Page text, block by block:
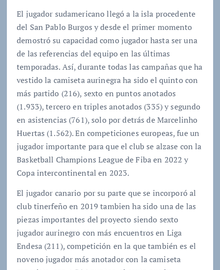
El jugador sudamericano llegó a la isla procedente
del San Pablo Burgos y desde el primer momento
demostró su capacidad como jugador hasta ser una
de las referencias del equipo en las últimas
temporadas. Así, durante todas las campañas que ha
vestido la camiseta aurinegra ha sido el quinto con
más partido (216), sexto en puntos anotados
(1.933), tercero en triples anotados (335) y segundo
en asistencias (761), solo por detrás de Marcelinho
Huertas (1.562). En competiciones europeas, fue un
jugador importante para que el club se alzase con la
Basketball Champions League de Fiba en 2022 y
Copa intercontinental en 2023.
El jugador canario por su parte que se incorporó al
club tinerfeño en 2019 tambien ha sido una de las
piezas importantes del proyecto siendo sexto
jugador aurinegro con más encuentros en Liga
Endesa (211), competición en la que también es el
noveno jugador más anotador con la camiseta